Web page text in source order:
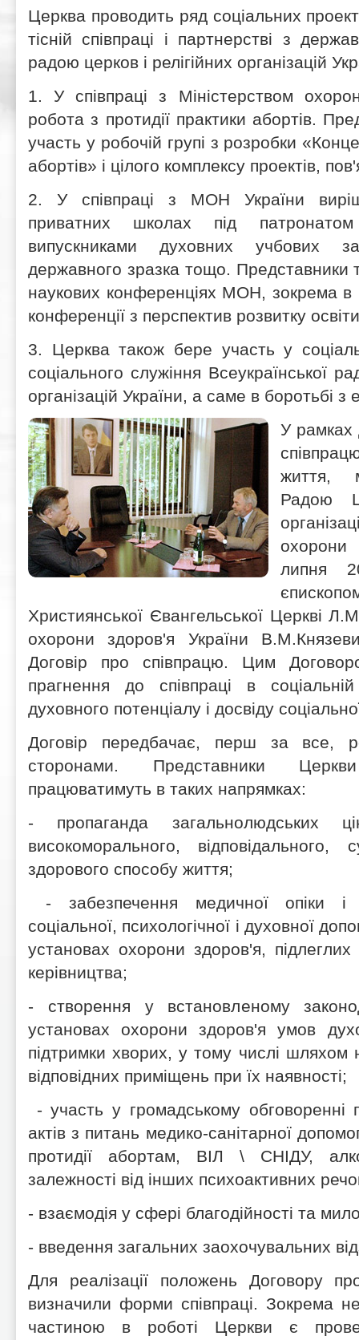
Церква проводить ряд соціальних
тісній співпраці і партнерстві з
радою церков і релігійних організацій
1.
У співпраці з Міністерством
робота з протидії практики абортів.
участь у робочій групі з розробки
абортів» і цілого комплексу проектів,
2. У співпраці з МОН України
приватних школах під
випускниками духовних учбових
державного зразка тощо. Представники
наукових конференціях МОН, зокрема в
конференції з перспектив розвитку
3. Церква також бере участь у
соціального служіння Всеукраїнської
організацій України, а саме в боротьбі з
У рамках
життя,
Радою
охорони
липня
Християнської Євангельської Церкві
охорони здоров'я України
Договір про співпрацю. Цим
прагнення до співпраці в
духовного потенціалу і досвіду
Договір передбачає, перш за все,
сторонами. Представники
працюватимуть в таких напрямках:
- пропаганда загальнолюдських
високоморального, відповідального,
здорового способу життя;
- забезпечення медичної опіки і
соціальної, психологічної і духовної
установах охорони здоров'я,
керівництва;
- створення у встановленому
установах охорони здоров'я умов
підтримки хворих, у тому числі шляхом
відповідних приміщень при їх наявності;
- участь у громадському обговоренні
актів з питань медико-санітарної
протидії абортам, ВІЛ \ СНІДУ,
залежності від інших психоактивних
- взаємодія у сфері благодійності та
- введення загальних заохочувальних
Для реалізації положень Договору
визначили форми співпраці. Зокрема
частиною в роботі Церкви є